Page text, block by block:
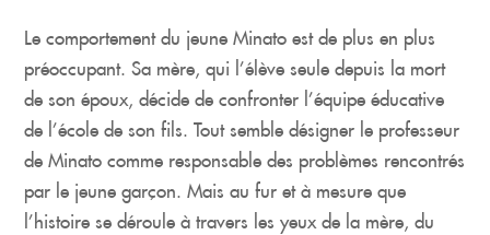
Le comportement du jeune Minato est de plus en plus
préoccupant. Sa mère, qui l’élève seule depuis la mort
de son époux, décide de confronter l’équipe éducative
de l’école de son fils. Tout semble désigner le professeur
de Minato comme responsable des problèmes rencontrés
par le jeune garçon. Mais au fur et à mesure que
l’histoire se déroule à travers les yeux de la mère, du